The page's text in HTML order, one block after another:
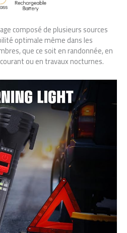
composé de plusieurs sources
optimale même dans les
que ce soit en randonnée, en
ou en travaux nocturnes.